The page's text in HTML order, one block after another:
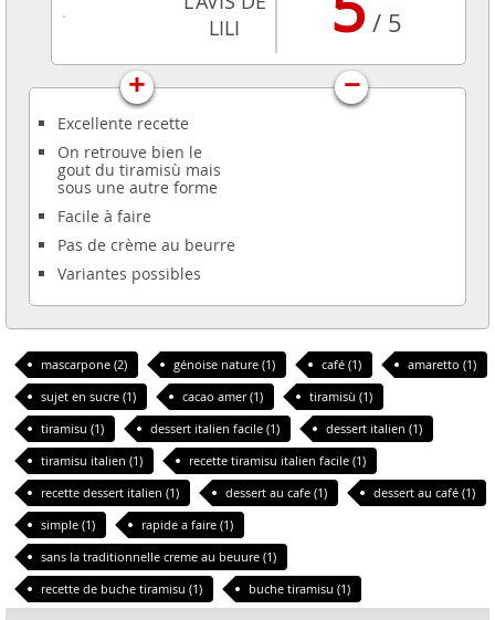
LILI
/ 5
Excellente recette
On retrouve bien le
gout du tiramisù mais
sous une autre forme
Facile à faire
Pas de crème au beurre
Variantes possibles
+ −
mascarpone (2) génoise nature (1) café (1)
amaretto (1)
sujet en sucre (1)
cacao amer (1)
tiramisù (1)
tiramisu (1)
dessert italien facile (1)
dessert italien (1)
tiramisu italien (1)
recette tiramisu italien facile (1)
recette dessert italien (1)
dessert au cafe (1)
dessert au café (1)
simple (1)
rapide a faire (1)
sans la traditionnelle creme au beuure (1)
recette de buche tiramisu (1)
buche tiramisu (1)